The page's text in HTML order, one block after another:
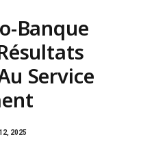
Banque
Service
2025